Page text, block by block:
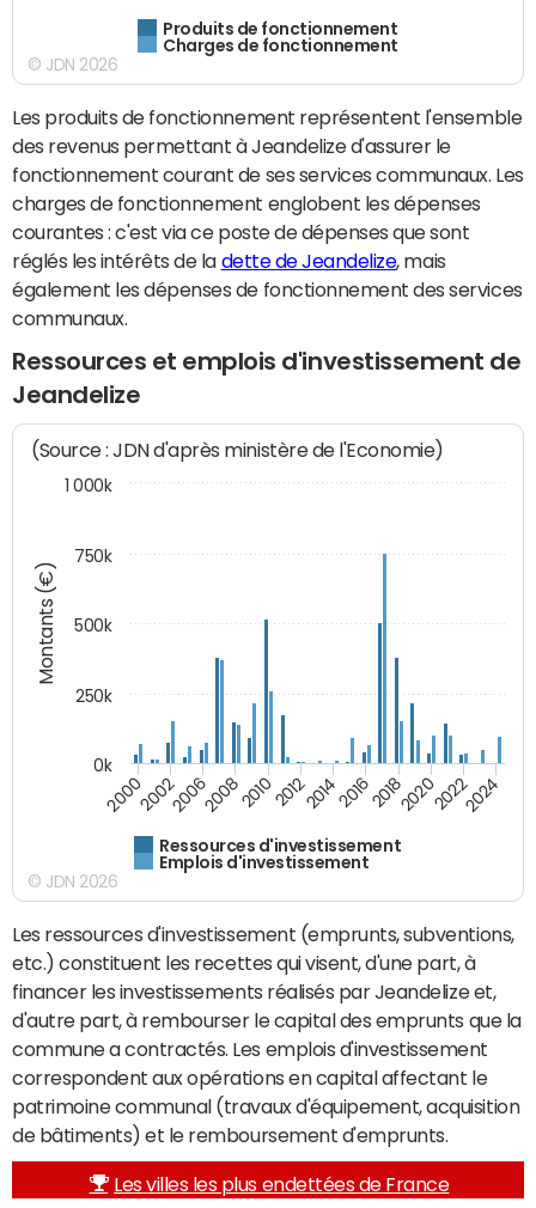
Produits de fonctionnement
Charges de fonctionnement
© JDN 2026
Les produits de fonctionnement représentent l'ensemble
des revenus permettant à Jeandelize d'assurer le
fonctionnement courant de ses services communaux. Les
charges de fonctionnement englobent les dépenses
courantes : c'est via ce poste de dépenses que sont
réglés les intérêts de la dette de Jeandelize, mais
également les dépenses de fonctionnement des services
communaux.
Ressources et emplois d'investissement de
Jeandelize
Montants (€)
(Source : JDN d'après ministère de l'Economie)
Ressources d'investissement
Emplois d'investissement
200020022006200820102012201420162018202020222024
0k
250k
500k
750k
1 000k
© JDN 2026
Les ressources d'investissement (emprunts, subventions,
etc.) constituent les recettes qui visent, d'une part, à
financer les investissements réalisés par Jeandelize et,
d'autre part, à rembourser le capital des emprunts que la
commune a contractés. Les emplois d'investissement
correspondent aux opérations en capital affectant le
patrimoine communal (travaux d'équipement, acquisition
de bâtiments) et le remboursement d'emprunts.
Les villes les plus endettées de France